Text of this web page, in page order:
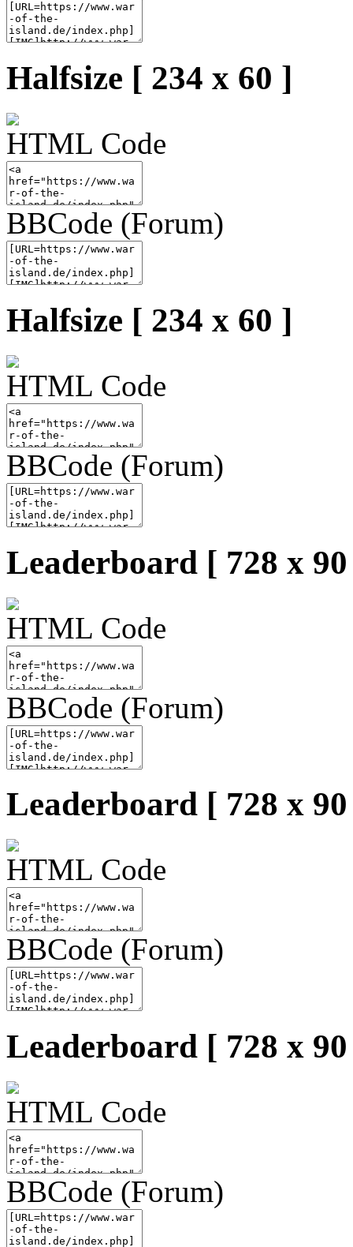
Halfsize [ 234 x 60 ]
HTML Code
BBCode (Forum)
Halfsize [ 234 x 60 ]
HTML Code
BBCode (Forum)
Leaderboard [ 728 x
HTML Code
BBCode (Forum)
Leaderboard [ 728 x
HTML Code
BBCode (Forum)
Leaderboard [ 728 x
HTML Code
BBCode (Forum)